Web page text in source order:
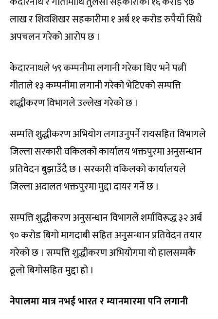
लाख र शिवशिखर सहकारीमा १ अर्ब ११ करोड रुपैयाँ सिधै
अपचलन गरेको आरोप छ ।
केदारनाथले ५९ कम्पनीमा लगानी गरेका थिए भने पत्नी
गीताले १३ कम्पनीमा लगानी गरेको भेटिएको सम्पत्ति
शद्धीकरण विभागले उल्लेख गरेको छ ।
सम्पत्ति शुद्धीकरण अभियोग लगाउनुपर्ने रायसहित विभागले
जिल्ला सरकारी वकिलको कार्यालय भक्तपुरमा अनुसन्धान
प्रतिवेदन बुझाउँदै छ । सरकारी वकिलको कार्यालयले
जिल्ला अदालत भक्तपुरमा मुद्दा दायर गर्ने छ ।
सम्पत्ति शुद्धीकरण अनुसन्धान विभागले शर्माविरूद्ध ३२ अर्ब
९० करोड बिगो मागदाबी सहित अनुसन्धान प्रतिवेदन तयार
गरेको छ । सम्पत्ति शुद्धीकरण अभियोगमा यो हालसम्मकै
ठूलो बिगोसहित मुद्दा हो ।
नेपालमा मात्र नभई भारत र म्यानमारमा पनि लगानी